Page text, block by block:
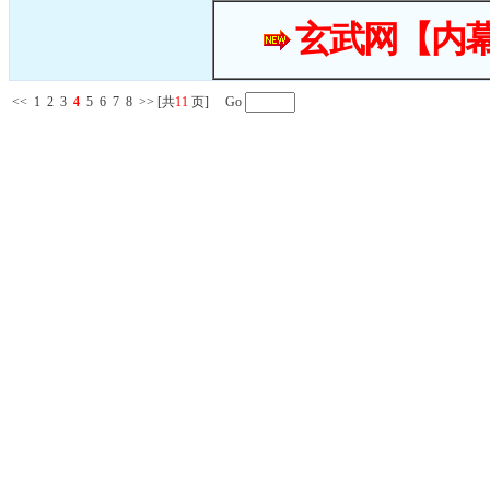
玄武网【内
<< 1 2 3 4 5 6 7 8 >> [共11 页] Go